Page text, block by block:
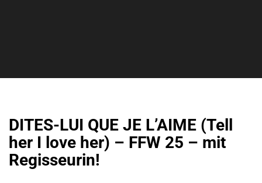
DITES-LUI QUE JE L’AIME (Tell
her I love her) – FFW 25 – mit
Regisseurin!